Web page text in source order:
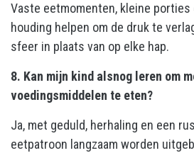
Vaste eetmomenten, kleine porties
houding helpen om de druk te
sfeer in plaats van op elke hap.
8. Kan mijn kind alsnog leren om
voedingsmiddelen te eten?
Ja, met geduld, herhaling en een
eetpatroon langzaam worden